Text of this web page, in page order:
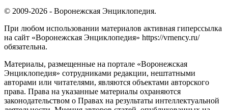
© 2009-2026 - Воронежская Энциклопедия.
При любом использовании материалов активная гиперссылка
на сайт «Воронежская Энциклопедия» https://vrnency.ru/
обязательна.
Материалы, размещенные на портале «Воронежская
Энциклопедия» сотрудниками редакции, нештатными
авторами или читателями, являются объектами авторского
права. Права на указанные материалы охраняются
законодательством о Правах на результаты интеллектуальной